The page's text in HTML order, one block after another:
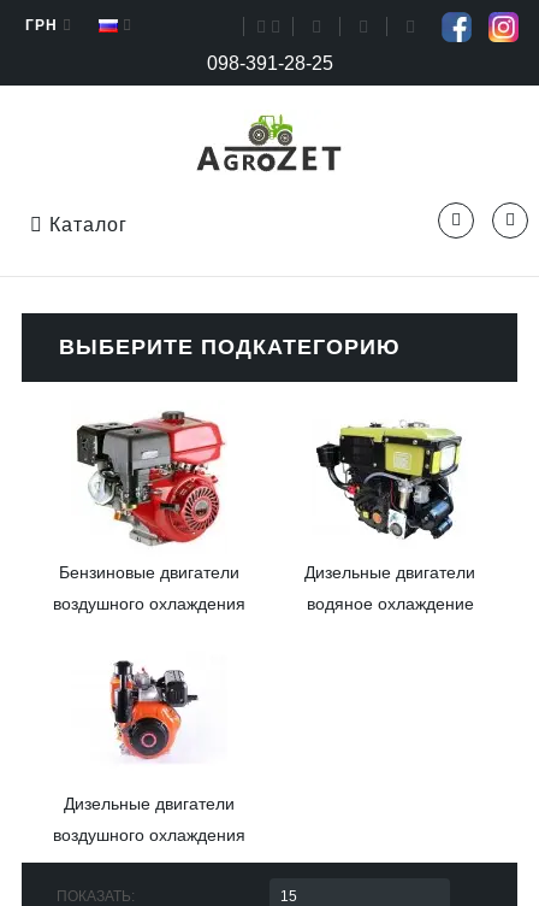
ГРН
098-391-28-25
Каталог
ВЫБЕРИТЕ ПОДКАТЕГОРИЮ
Бензиновые двигатели
воздушного охлаждения
Дизельные двигатели
водяное охлаждение
Дизельные двигатели
воздушного охлаждения
ПОКАЗАТЬ: